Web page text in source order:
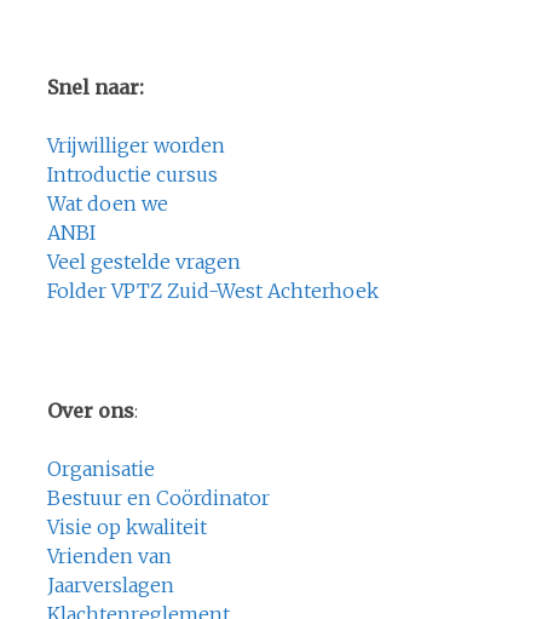
Snel naar:
Vrijwilliger worden
Introductie cursus
Wat doen we
ANBI
Veel gestelde vragen
Folder VPTZ Zuid-West Achterhoek
Over ons:
Organisatie
Bestuur en Coördinator
Visie op kwaliteit
Vrienden van
Jaarverslagen